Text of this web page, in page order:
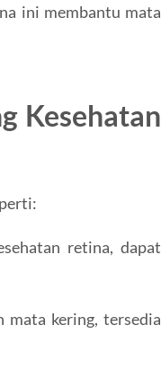
ini membantu mata
Kesehatan
retina, dapat
mata kering, tersedia